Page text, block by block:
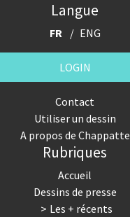
Langue
FR ENG
LOGIN
Contact
Utiliser un dessin
A propos de Chappatte
Rubriques
Accueil
Dessins de presse
Les + récents